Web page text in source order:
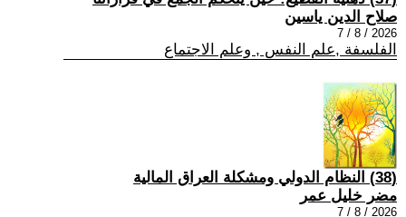
صلاح الدين ياسين
2026 / 8 / 7
الفلسفة ,علم النفس , وعلم الاجتماع
(38) النظام الدولي ومشكلة العراق المالية
مضر خليل عمر
2026 / 8 / 7